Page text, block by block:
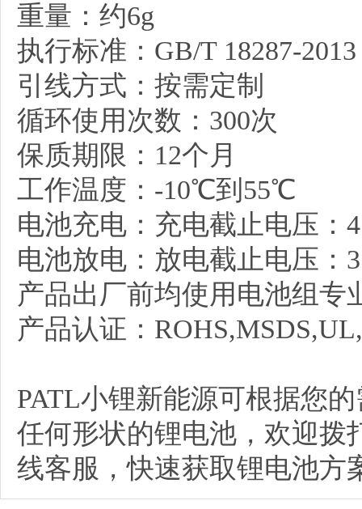
重量：约6g
执行标准：GB/T 18287-2013
引线方式：按需定制
循环使用次数：300次
保质期限：12个月
工作温度：-10℃到55℃
电池充电：充电截止电压：
电池放电：放电截止电压：
产品出厂前均使用电池组专
产品认证：
PATL小锂新能源可根据您
任何形状的锂电池，欢迎拨
线客服，快速获取锂电池方